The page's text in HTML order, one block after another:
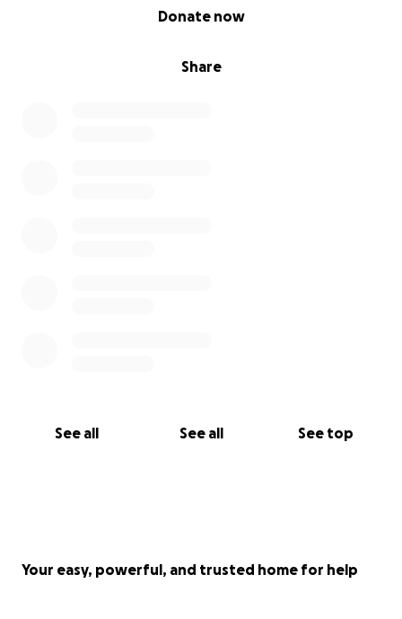
Share
Donate now
See all See all See top
Your easy, powerful, and trusted home for help